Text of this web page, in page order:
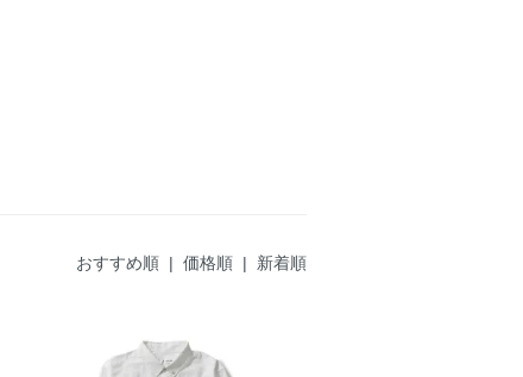
おすすめ順 | 価格順 | 新着順